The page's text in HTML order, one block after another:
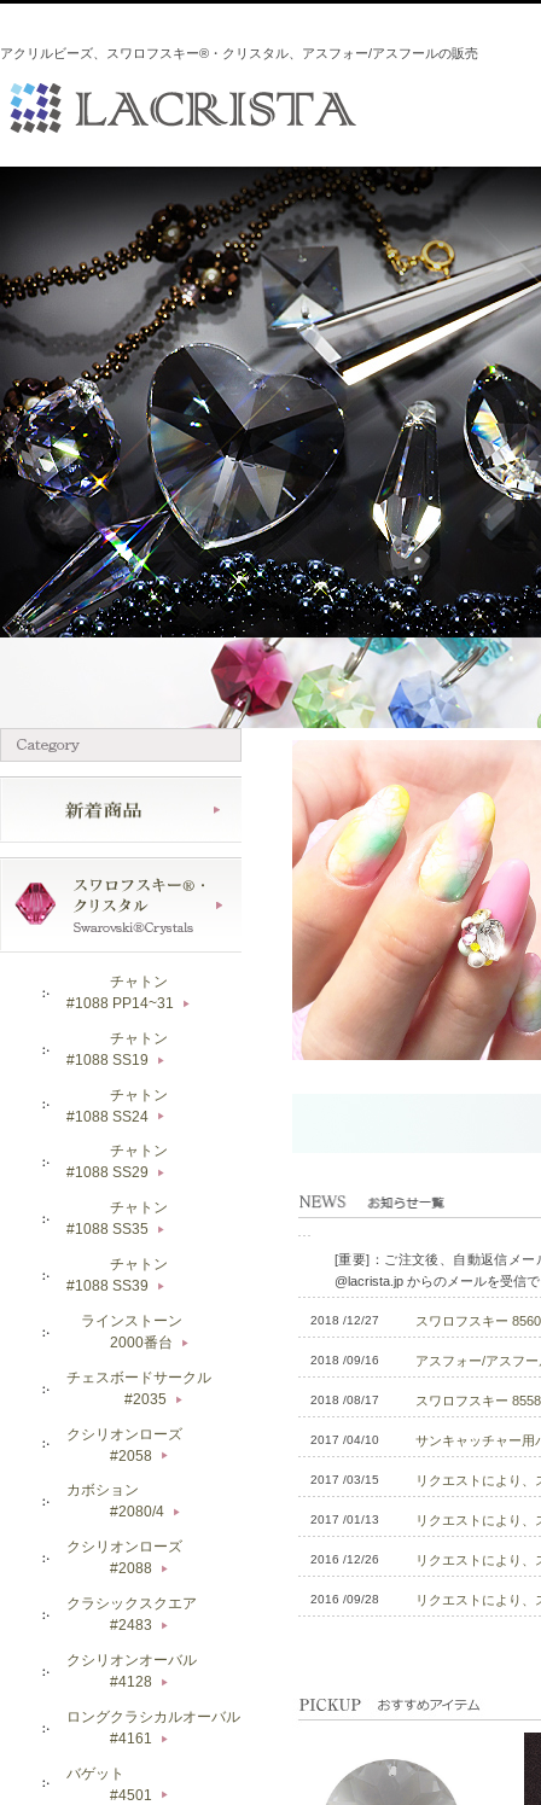
アクリルビーズ、スワロフスキー®・クリスタル、アスフォー/アスフールの販売
チャトン
#1088 PP14~31
▶
チャトン
#1088 SS19
▶
チャトン
#1088 SS24
▶
チャトン
#1088 SS29
▶
チャトン
#1088 SS35
▶
チャトン
#1088 SS39
▶
ラインストーン
2000番台
▶
チェスボードサークル
#2035
▶
クシリオンローズ
#2058
▶
カボション
#2080/4
▶
クシリオンローズ
#2088
▶
クラシックスクエア
#2483
▶
クシリオンオーバル
#4128
▶
ロングクラシカルオーバル
#4161
▶
バゲット
#4501
▶
[重要]：ご注文後、自動返信メ
@lacrista.jp からのメールを受信
2018 /12/27 スワロフスキー
2018 /09/16 アスフォー/アスフ
2018 /08/17 スワロフスキー
2017 /04/10 サンキャッチャー用
2017 /03/15 リクエストにより
2017 /01/13 リクエストにより
2016 /12/26 リクエストにより
2016 /09/28 リクエストにより、